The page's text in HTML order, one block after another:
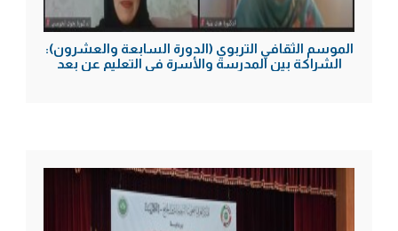
الموسم الثقافي التربوي (الدورة السابعة والعشرون):
الشراكة بين المدرسة والأسرة في التعليم عن بعد